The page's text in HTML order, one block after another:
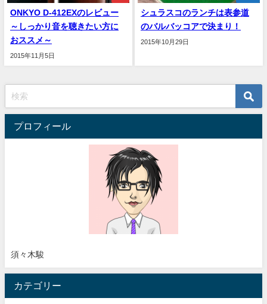
ONKYO D-412EXのレビュー
～しっかり音を聴きたい方に
おススメ～
2015年11月5日
シュラスコのランチは表参道
のバルバッコアで決まり！
2015年10月29日
プロフィール
須々木駿
カテゴリー